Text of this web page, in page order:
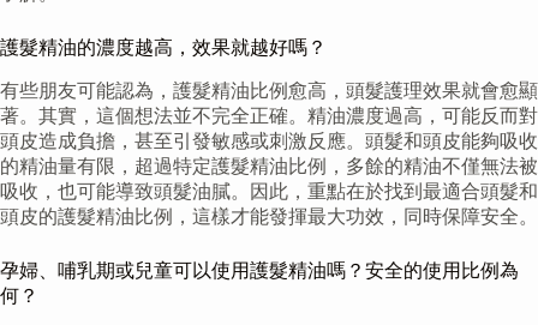
護髮精油的濃度越高，效果就越好嗎？
有些朋友可能認為，護髮精油比例愈高，頭髮護理效果就會愈顯
著。其實，這個想法並不完全正確。精油濃度過高，可能反而對
頭皮造成負擔，甚至引發敏感或刺激反應。頭髮和頭皮能夠吸收
的精油量有限，超過特定護髮精油比例，多餘的精油不僅無法被
吸收，也可能導致頭髮油膩。因此，重點在於找到最適合頭髮和
頭皮的護髮精油比例，這樣才能發揮最大功效，同時保障安全。
孕婦、哺乳期或兒童可以使用護髮精油嗎？安全的使用比例為
何？